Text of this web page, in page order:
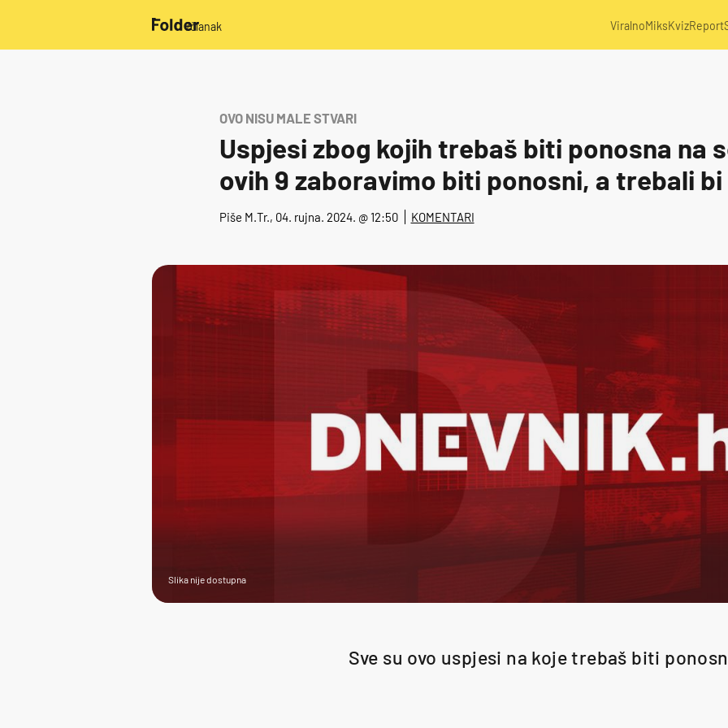
/članak ViralnoMiksKvizReport
OVO NISU MALE STVARI
Uspjesi zbog kojih trebaš biti ponosna na
ovih 9 zaboravimo biti ponosni, a trebali
Piše M.Tr., 04. rujna. 2024. @ 12:50 KOMENTARI
Slika nije dostupna
Sve su ovo uspjesi na koje trebaš biti